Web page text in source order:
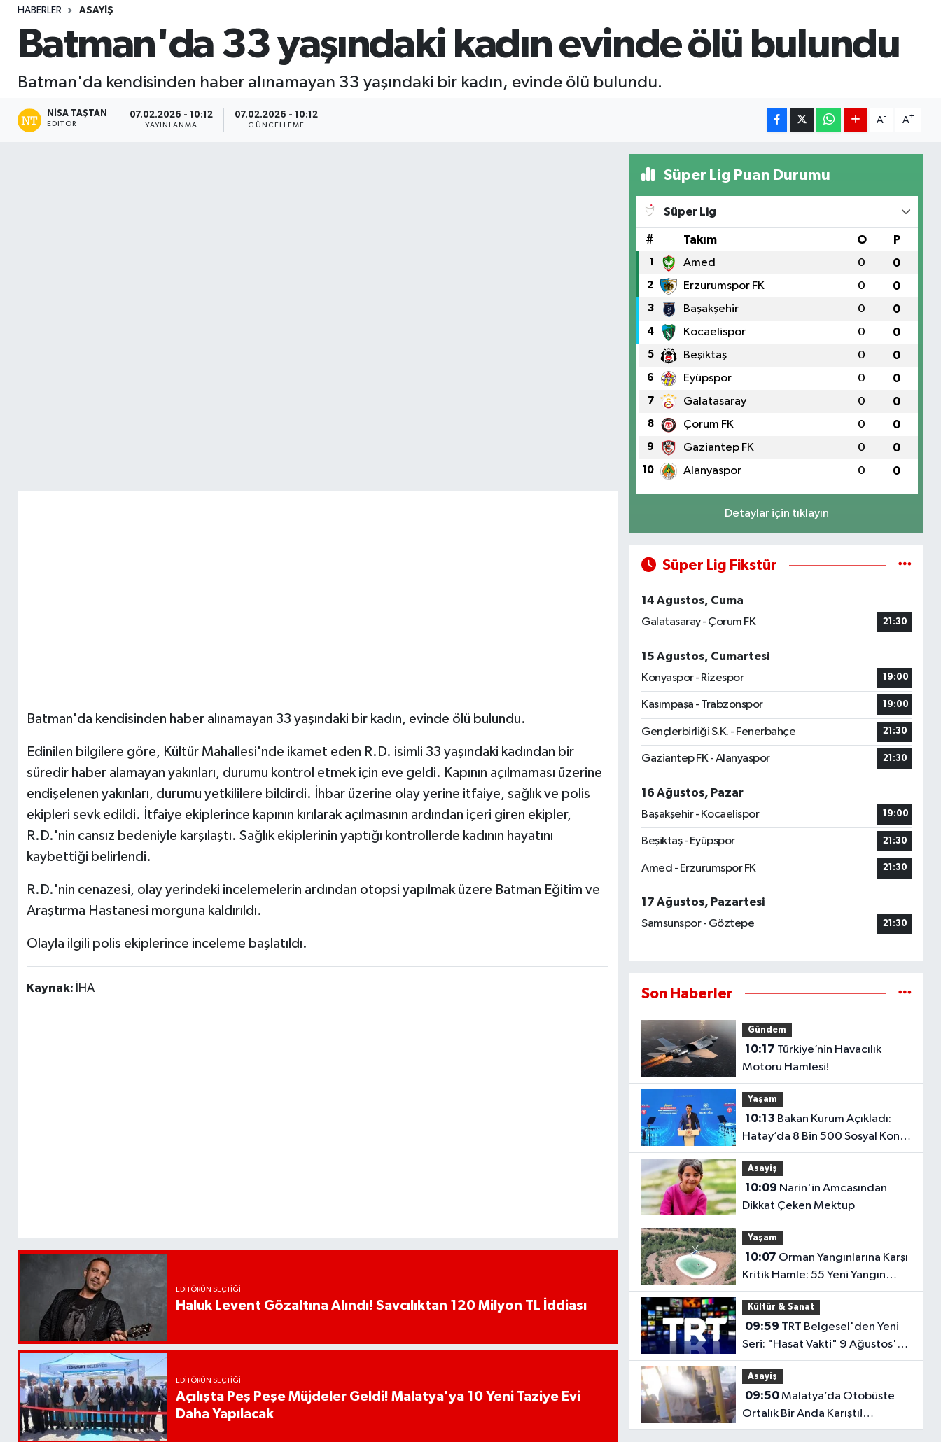
HABERLER ASAYIŞ
Batman'da 33 yaşındaki kadın evinde ölü bulundu
Batman'da kendisinden haber alınamayan 33 yaşındaki bir kadın, evinde ölü bulundu.
NISA TAŞTAN
EDITÖR
07.02.2026 - 10:12
YAYINLANMA
07.02.2026 - 10:12
GÜNCELLEME
A- A+
Batman'da kendisinden haber alınamayan 33 yaşındaki bir kadın, evinde ölü bulundu.
Edinilen bilgilere göre, Kültür Mahallesi'nde ikamet eden R.D. isimli 33 yaşındaki kadından bir
süredir haber alamayan yakınları, durumu kontrol etmek için eve geldi. Kapının açılmaması üzerine
endişelenen yakınları, durumu yetkililere bildirdi. İhbar üzerine olay yerine itfaiye, sağlık ve polis
ekipleri sevk edildi. İtfaiye ekiplerince kapının kırılarak açılmasının ardından içeri giren ekipler,
R.D.'nin cansız bedeniyle karşılaştı. Sağlık ekiplerinin yaptığı kontrollerde kadının hayatını
kaybettiği belirlendi.
R.D.'nin cenazesi, olay yerindeki incelemelerin ardından otopsi yapılmak üzere Batman Eğitim ve
Araştırma Hastanesi morguna kaldırıldı.
Olayla ilgili polis ekiplerince inceleme başlatıldı.
Kaynak: İHA
EDITÖRÜN SEÇTIĞI
Haluk Levent Gözaltına Alındı! Savcılıktan 120 Milyon TL İddiası
EDITÖRÜN SEÇTIĞI
Açılışta Peş Peşe Müjdeler Geldi! Malatya'ya 10 Yeni Taziye Evi
Daha Yapılacak
Süper Lig Puan Durumu
Süper Lig
# Takım O P
1 Amed 0 0
2 Erzurumspor FK 0 0
3 Başakşehir 0 0
4 Kocaelispor 0 0
5 Beşiktaş 0 0
6 Eyüpspor 0 0
7 Galatasaray 0 0
8 Çorum FK 0 0
9 Gaziantep FK 0 0
10 Alanyaspor 0 0
Detaylar için tıklayın
Süper Lig Fikstür
14 Ağustos, Cuma
Galatasaray - Çorum FK
21:30
15 Ağustos, Cumartesi
Konyaspor - Rizespor
19:00
Kasımpaşa - Trabzonspor 19:00
Gençlerbirliği S.K. - Fenerbahçe 21:30
Gaziantep FK - Alanyaspor 21:30
16 Ağustos, Pazar
Başakşehir - Kocaelispor
19:00
Beşiktaş - Eyüpspor 21:30
Amed - Erzurumspor FK 21:30
17 Ağustos, Pazartesi
Samsunspor - Göztepe
21:30
Son Haberler
Gündem
10:17
Motoru Hamlesi!
Yaşam
10:13
Hatay’da 8 Bin 500 Sosyal Konut
Ekimde Teslim Edilecek..
Asayiş
10:09
Dikkat Çeken Mektup
Yaşam
10:07
Kritik Hamle: 55 Yeni Yangın
Havuzu Daha Hizmete Alınacak..
Kültür & Sanat
09:59
Seri: "Hasat Vakti" 9 Ağustos'ta
Başlıyor!
Asayiş
09:50Malatya’da Otobüste
Ortalık Bir Anda Karıştı!
“Ücretsiz Kart” Tartışması
Seri İlan
Spor